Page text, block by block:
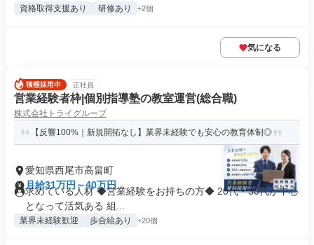
資格取得支援あり 研修あり +2個
気になる
正社員
営業経験者枠|個別指導塾の教室運営(総合職)
株式会社トライグループ
【反響100%｜新規開拓なし】業界未経験でも安心の教育体制◎
愛知県西尾市高畠町
月給31万円～40万円
求めている人材 ◆営業経験をお持ちの方◆ 20代・30代が中心
となって活気ある 組...
業界未経験歓迎 歩合給あり +20個